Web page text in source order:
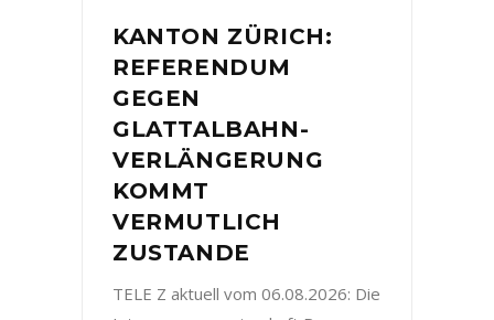
KANTON ZÜRICH:
REFERENDUM
GEGEN
GLATTALBAHN-
VERLÄNGERUNG
KOMMT
VERMUTLICH
ZUSTANDE
TELE Z aktuell vom 06.08.2026: Die